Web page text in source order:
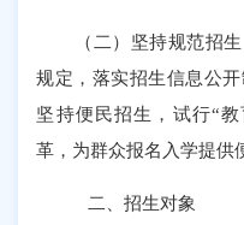
（二）坚持规范招
规定，落实招生信息公
坚持便民招生，试行“
革，为群众报名入学提供
二、招生对象